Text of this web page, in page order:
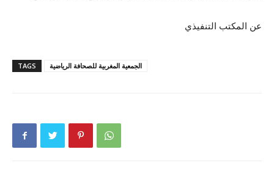
عن المكتب التنفيذي
TAGS الجمعية المغربية للصحافة الرياضية